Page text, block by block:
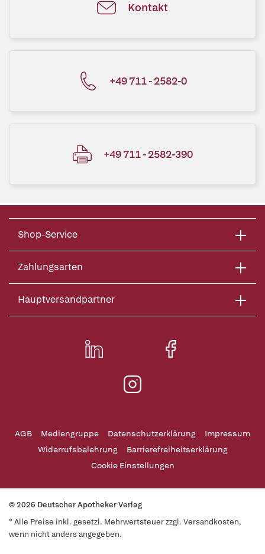
Kontakt
+49 711 - 2582-0
+49 711 - 2582-390
Shop-Service
Zahlungsarten
Hauptversandpartner
AGB Mediengruppe Datenschutzerklärung
Impressum
Widerrufsbelehrung
Barrierefreiheitserklärung
Cookie Einstellungen
© 2026 Deutscher Apotheker Verlag
* Alle Preise inkl. gesetzl. Mehrwertsteuer zzgl. Versandkosten,
wenn nicht anders angegeben.